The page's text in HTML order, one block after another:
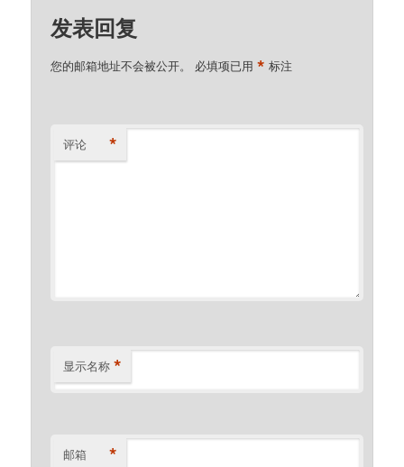
发表回复
您的邮箱地址不会被公开。 必填项已用* 标注
评论 *
显示名称 *
邮箱 *